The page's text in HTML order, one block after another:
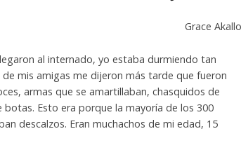
Grace Akallo
al internado, yo estaba durmiendo tan
mis amigas me dijeron más tarde que fueron
armas que se amartillaban, chasquidos de
Esto era porque la mayoría de los 300
descalzos. Eran muchachos de mi edad, 15